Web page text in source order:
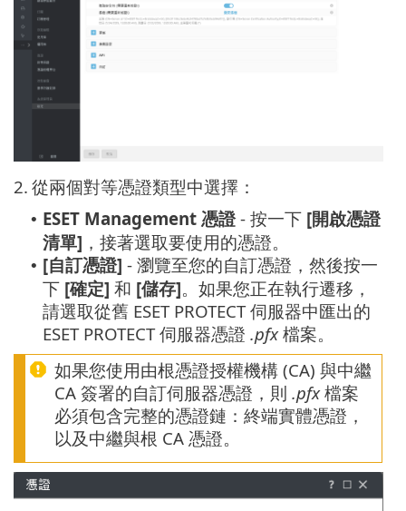
2. 從兩個對等憑證類型中選擇：
• ESET Management 憑證- 按一下 [開啟憑證
清單] ，接著選取要使用的憑證。
• [自訂憑證] - 瀏覽至您的自訂憑證，然後按一
下 [確定] 和 [儲存]。如果您正在執行遷移，
請選取從舊 ESET PROTECT 伺服器中匯出的
ESET PROTECT 伺服器憑證 .pfx檔案。
如果您使用由根憑證授權機構 (CA) 與中繼
CA 簽署的自訂伺服器憑證，則 .pfx檔案
必須包含完整的憑證鏈：終端實體憑證，
以及中繼與根 CA 憑證。